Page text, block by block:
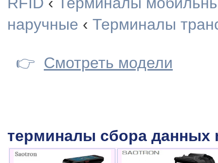
наручные ‹ Терминалы
👉 Смотреть модели
терминалы сбора данных